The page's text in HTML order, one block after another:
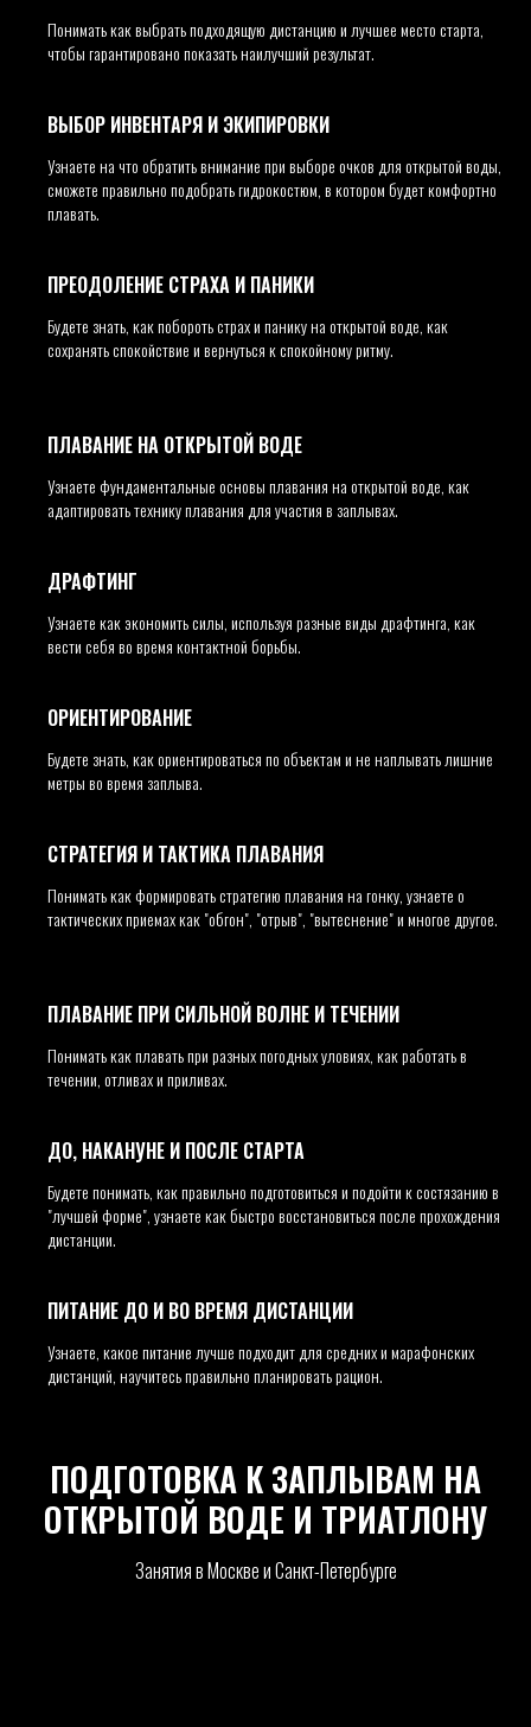
Понимать как выбрать подходящую дистанцию и лучшее место старта,
чтобы гарантировано показать наилучший результат.
ВЫБОР ИНВЕНТАРЯ И ЭКИПИРОВКИ
Узнаете на что обратить внимание при выборе очков для открытой воды,
сможете правильно подобрать гидрокостюм, в котором будет комфортно
плавать.
ПРЕОДОЛЕНИЕ СТРАХА И ПАНИКИ
Будете знать, как побороть страх и панику на открытой воде, как
сохранять спокойствие и вернуться к спокойному ритму.
ПЛАВАНИЕ НА ОТКРЫТОЙ ВОДЕ
Узнаете фундаментальные основы плавания на открытой воде, как
адаптировать технику плавания для участия в заплывах.
ДРАФТИНГ
Узнаете как экономить силы, используя разные виды драфтинга, как
вести себя во время контактной борьбы.
ОРИЕНТИРОВАНИЕ
Будете знать, как ориентироваться по объектам и не наплывать лишние
метры во время заплыва.
СТРАТЕГИЯ И ТАКТИКА ПЛАВАНИЯ
Понимать как формировать стратегию плавания на гонку, узнаете о
тактических приемах как "обгон", "отрыв", "вытеснение" и многое другое.
ПЛАВАНИЕ ПРИ СИЛЬНОЙ ВОЛНЕ И ТЕЧЕНИИ
Понимать как плавать при разных погодных уловиях, как работать в
течении, отливах и приливах.
ДО, НАКАНУНЕ И ПОСЛЕ СТАРТА
Будете понимать, как правильно подготовиться и подойти к состязанию в
"лучшей форме", узнаете как быстро восстановиться после прохождения
дистанции.
ПИТАНИЕ ДО И ВО ВРЕМЯ ДИСТАНЦИИ
Узнаете, какое питание лучше подходит для средних и марафонских
дистанций, научитесь правильно планировать рацион.
ПОДГОТОВКА К ЗАПЛЫВАМ НА
ОТКРЫТОЙ ВОДЕ И ТРИАТЛОНУ
Занятия в Москве и Санкт-Петербурге